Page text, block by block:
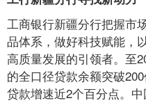
工商银行新疆分行把握市
品体系，做好科技赋能，
高质量发展的引领者。至
的全口径贷款余额突破
贷款增速近2个百分点。